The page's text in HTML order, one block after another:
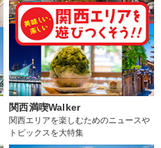
関西満喫Walker
関西エリアを楽しむためのニュースや
トピックスを大特集